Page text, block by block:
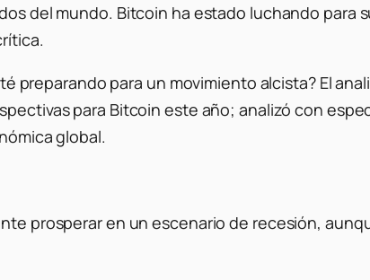
del mundo. Bitcoin ha estado luchando para
preparando para un movimiento alcista? El
para Bitcoin este año; analizó con
global.
prosperar en un escenario de recesión,